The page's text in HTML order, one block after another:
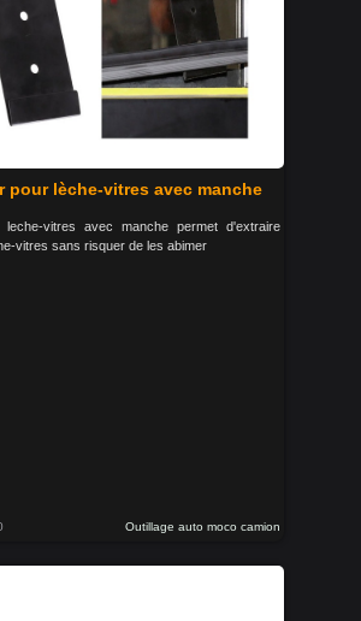
pour lèche-vitres avec manche
leche-vitres avec manche permet d'extraire
vitres sans risquer de les abimer
Outillage auto moco camion